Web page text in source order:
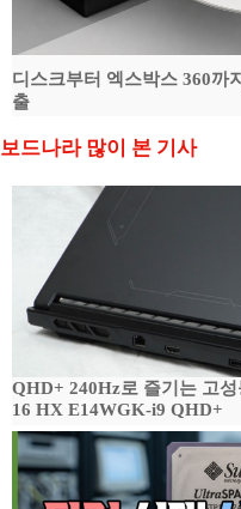
디스크부터 엑스박스 360까
출
보드나라 많이 본 기사
QHD+ 240Hz로 즐기는 고
16 HX E14WGK-i9 QHD+